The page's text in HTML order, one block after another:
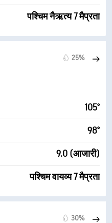
पश्चिम नैऋत्य 7 मैप्रता
25%
105°
98°
9.0 (आजारी)
पश्चिम वायव्य 7 मैप्रता
30%